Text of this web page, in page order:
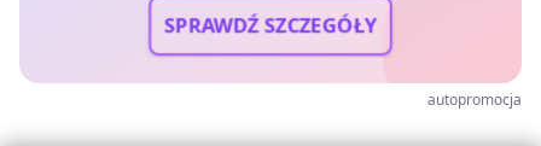
SPRAWDŹ SZCZEGÓŁY
autopromocja